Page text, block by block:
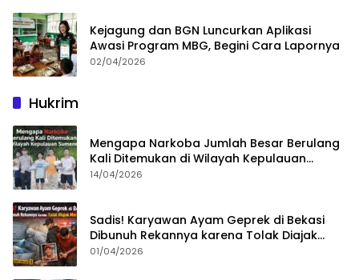
Kejagung dan BGN Luncurkan Aplikasi
Awasi Program MBG, Begini Cara Lapornya
02/04/2026
Hukrim
Mengapa Narkoba Jumlah Besar Berulang
Kali Ditemukan di Wilayah Kepulauan
Sumenep?
14/04/2026
Sadis! Karyawan Ayam Geprek di Bekasi
Dibunuh Rekannya karena Tolak Diajak
Merampok Majikan
01/04/2026